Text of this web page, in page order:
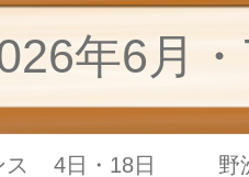
年6月
4日・18日
野